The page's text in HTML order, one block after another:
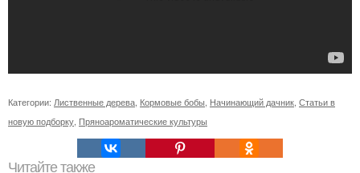
Категории: Лиственные дерева Кормовые бобы Начинающий дачник Статьи в
новую подборку Пряноароматические культуры
Читайте также